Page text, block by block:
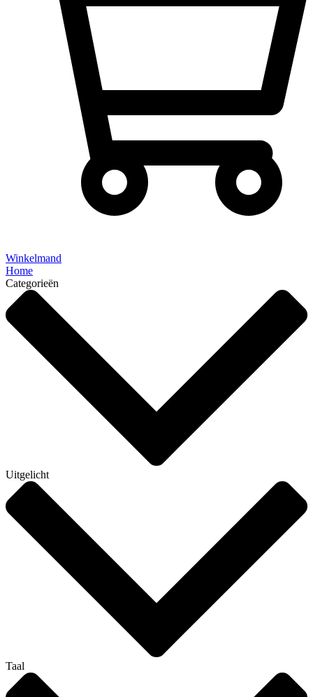
Winkelmand
Home
Categorieën
Uitgelicht
Taal